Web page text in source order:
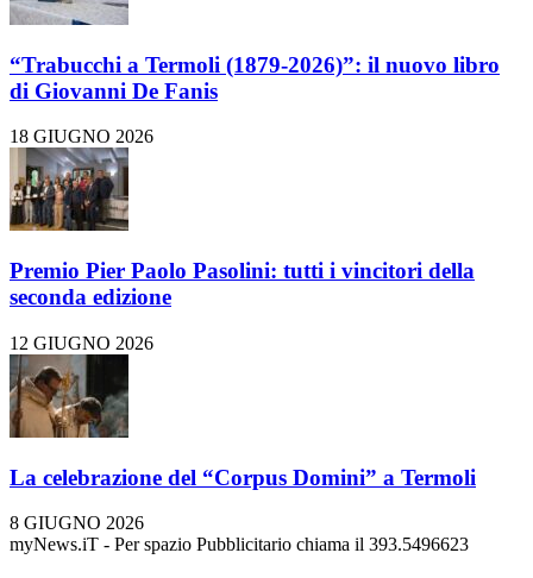
“Trabucchi a Termoli (1879-2026)”: il nuovo libro
di Giovanni De Fanis
18 GIUGNO 2026
Premio Pier Paolo Pasolini: tutti i vincitori della
seconda edizione
12 GIUGNO 2026
La celebrazione del “Corpus Domini” a Termoli
8 GIUGNO 2026
myNews.iT - Per spazio Pubblicitario chiama il 393.5496623